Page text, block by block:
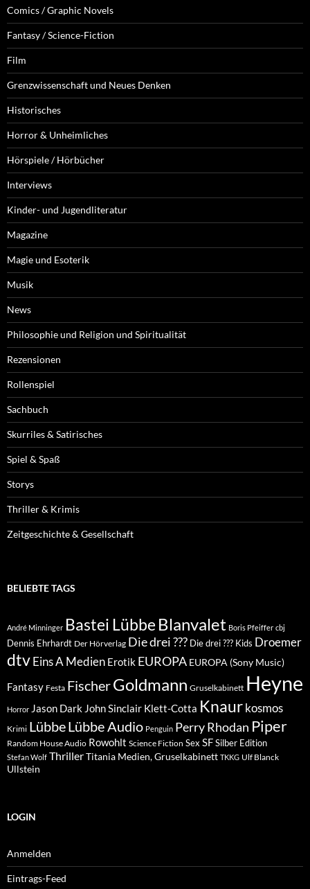
Comics / Graphic Novels
Fantasy / Science-Fiction
Film
Grenzwissenschaft und Neues Denken
Historisches
Horror & Unheimliches
Hörspiele / Hörbücher
Interviews
Kinder- und Jugendliteratur
Magazine
Magie und Esoterik
Musik
News
Philosophie und Religion und Spiritualität
Rezensionen
Rollenspiel
Sachbuch
Skurriles & Satirisches
Spiel & Spaß
Storys
Thriller & Krimis
Zeitgeschichte & Gesellschaft
BELIEBTE TAGS
André Minninger Bastei Lübbe Blanvalet Boris Pfeiffer cbj
Dennis Ehrhardt Der Hörverlag Die drei ??? Die drei ??? Kids Droemer
dtvEins A Medien Erotik EUROPA EUROPA (Sony Music)
Fantasy Festa FischerGoldmann Gruselkabinett Heyne
Horror Jason Dark John Sinclair Klett-Cotta Knaur kosmos
Krimi LübbeLübbe Audio Penguin Perry Rhodan Piper
Random House Audio Rowohlt Science Fiction Sex SFSilber Edition
Stefan Wolf ThrillerTitania Medien, Gruselkabinett TKKG Ulf Blanck
Ullstein
LOGIN
Anmelden
Eintrags-Feed